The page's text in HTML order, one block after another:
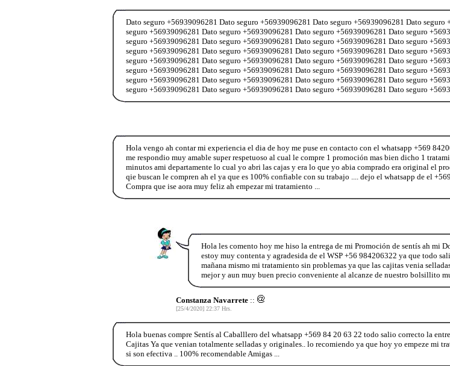
Dato seguro +56939096281 Dato seguro +56939096281 Dato seguro +56939096281 Dato
seguro +56939096281 Dato seguro +56939096281 Dato seguro +56939096281 Dato seguro
seguro +56939096281 Dato seguro +56939096281 Dato seguro +56939096281 Dato seguro
seguro +56939096281 Dato seguro +56939096281 Dato seguro +56939096281 Dato seguro
seguro +56939096281 Dato seguro +56939096281 Dato seguro +56939096281 Dato seguro
seguro +56939096281 Dato seguro +56939096281 Dato seguro +56939096281 Dato seguro
seguro +56939096281 Dato seguro +56939096281 Dato seguro +56939096281 Dato seguro
seguro +56939096281 Dato seguro +56939096281 Dato seguro +56939096281 Dato seguro
Hola vengo ah contar mi experiencia el dia de hoy me puse en contacto con el whatsapp +569
me respondio muy amable super respetuoso al cual le compre 1 promoción mas bien dicho 1
minutos ami departamente lo cual yo abri las cajas y era lo que yo abia comprado era original el
qie buscan le compren ah el ya que es 100% confiable con su trabajo .... dejo el whatsapp de el
Compra que ise aora muy feliz ah empezar mi tratamiento ...
Hola les comento hoy me hiso la entrega de mi Promoción de sentís ah mi
estoy muy contenta y agradesida de el WSP +56 984206322 ya que todo
mañana mismo mi tratamiento sin problemas ya que las cajitas venia
mejor y aun muy buen precio conveniente al alcanze de nuestro bolsillito
Constanza Navarrete::
[25/4/2020] 22:37 Hrs.
Hola buenas compre Sentís al Caballlero del whatsapp +569 84 20 63 22 todo salio correcto la
Cajitas Ya que venian totalmente selladas y originales.. lo recomiendo ya que hoy yo empeze mi
si son efectiva .. 100% recomendable Amigas ...